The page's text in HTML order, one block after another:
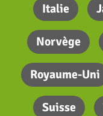
Italie
Norvège
Royaume-Uni
Suisse